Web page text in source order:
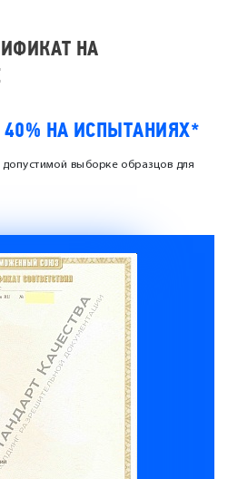
НА
НА ИСПЫТАНИЯХ*
выборке образцов для